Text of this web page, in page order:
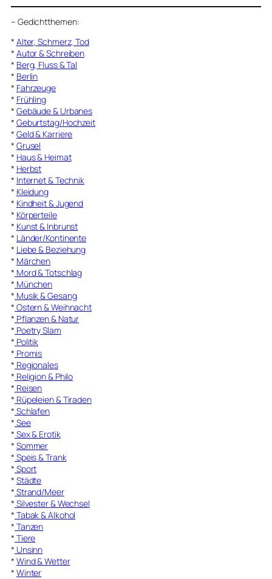
– Gedichtthemen:
* Alter, Schmerz, Tod
* Autor & Schreiben
* Berg, Fluss & Tal
* Berlin
* Fahrzeuge
* Frühling
* Gebäude & Urbanes
* Geburtstag/Hochzeit
* Geld & Karriere
* Grusel
* Haus & Heimat
* Herbst
* Internet & Technik
* Kleidung
* Kindheit & Jugend
* Körperteile
* Kunst & Inbrunst
* Länder/Kontinente
* Liebe & Beziehung
* Märchen
* Mord & Totschlag
* München
* Musik & Gesang
* Ostern & Weihnacht
* Pflanzen & Natur
* Poetry Slam
* Politik
* Promis
* Regionales
* Religion & Philo
* Reisen
* Rüpeleien & Tiraden
* Schlafen
* See
* Sex & Erotik
* Sommer
* Speis & Trank
* Sport
* Städte
* Strand/Meer
* Silvester & Wechsel
* Tabak & Alkohol
* Tanzen
* Tiere
* Unsinn
* Wind & Wetter
* Winter